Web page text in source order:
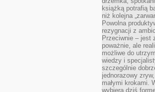
książką potrafią
niż kolejna
Powolna
rezygnacji z
Przeciwnie – jest
poważnie, ale
możliwe do
wiedzy i
szczególnie
jednorazowy
małymi krokami.
wybiera dziś